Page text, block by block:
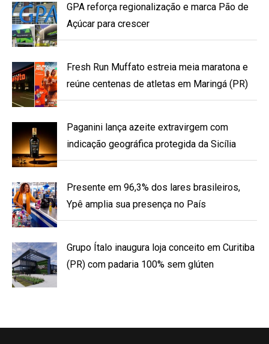
GPA reforça regionalização e marca Pão de
Açúcar para crescer
Fresh Run Muffato estreia meia maratona e
reúne centenas de atletas em Maringá (PR)
Paganini lança azeite extravirgem com
indicação geográfica protegida da Sicília
Presente em 96,3% dos lares brasileiros,
Ypê amplia sua presença no País
Grupo Ítalo inaugura loja conceito em Curitiba
(PR) com padaria 100% sem glúten